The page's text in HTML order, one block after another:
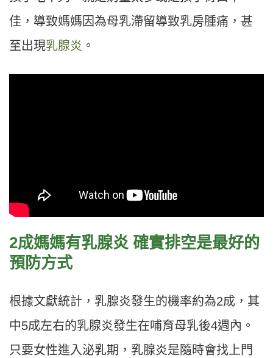
佳，導致媽媽因為母乳滯留導致乳房腫痛，甚
至出現乳腺炎 。
2成媽媽有乳腺炎 確實排空是最好的
預防方式
根據文獻統計，乳腺炎發生的機率約為2成，其
中5成左右的乳腺炎發生在哺育母乳後4週內。
只要女性進入泌乳期，乳腺炎是隨時會找上門